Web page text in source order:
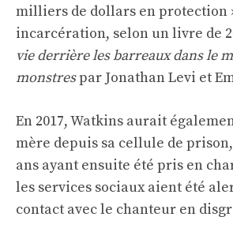
milliers de dollars en protection
incarcération, selon un livre de
vie derrière les barreaux dans le
monstrespar Jonathan Levi et
En 2017, Watkins aurait
mère depuis sa cellule de
ans ayant ensuite été pris en
les services sociaux aient été
contact avec le chanteur en